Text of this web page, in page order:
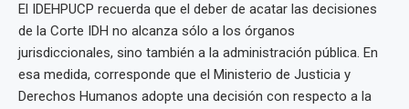
El IDEHPUCP recuerda que el deber de acatar las decisiones
de la Corte IDH no alcanza sólo a los órganos
jurisdiccionales, sino también a la administración pública. En
esa medida, corresponde que el Ministerio de Justicia y
Derechos Humanos adopte una decisión con respecto a la